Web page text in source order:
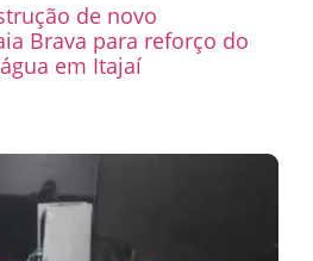
de novo
Brava para reforço do
em Itajaí